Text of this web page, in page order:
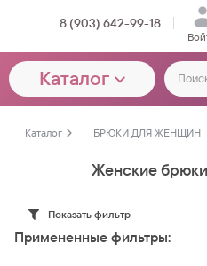
8 (903) 642-99-18
Каталог
Каталог БРЮКИ ДЛЯ ЖЕНЩИН
Женские брюки
Показать фильтр
Примененные фильтры: